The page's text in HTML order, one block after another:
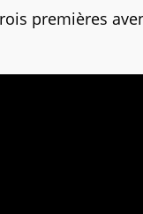
premières